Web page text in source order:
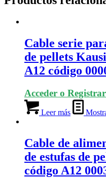
Cable serie
de pellets
A12 código
Acceder o
Leer más
Cable de
de estufas de
código A12